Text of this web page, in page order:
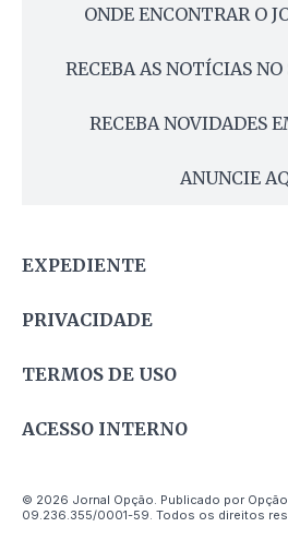
ONDE ENCONTRAR O
RECEBA AS NOTÍCIAS
RECEBA NOVIDADES
ANUNCIE
EXPEDIENTE
PRIVACIDADE
TERMOS DE USO
ACESSO INTERNO
© 2026 Jornal Opção. Publicado por Opção
09.236.355/0001-59. Todos os direitos